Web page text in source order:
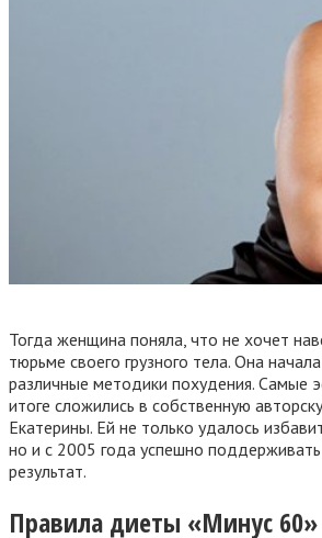
Тогда женщина поняла, что не хочет
тюрьме своего грузного тела. Она
различные методики похудения. Самые
итоге сложились в собственную
Екатерины. Ей не только удалось
но и с 2005 года успешно
результат.
Правила диеты «Минус 60»